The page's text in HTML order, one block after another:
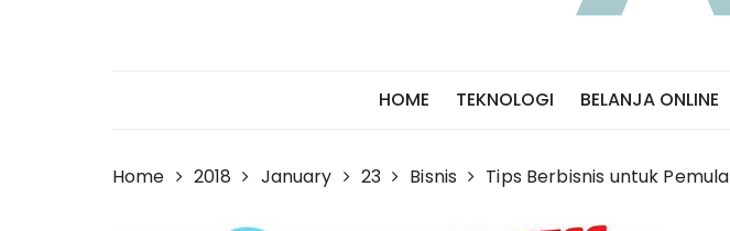
HOME TEKNOLOGI BELANJA ONLINE
Home 2018 January 23 Bisnis Tips Berbisnis untuk Pemula